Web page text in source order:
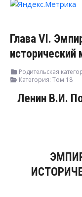
Глава VI.
исторический
Родительская
Категория: Том 18
Ленин В.И.